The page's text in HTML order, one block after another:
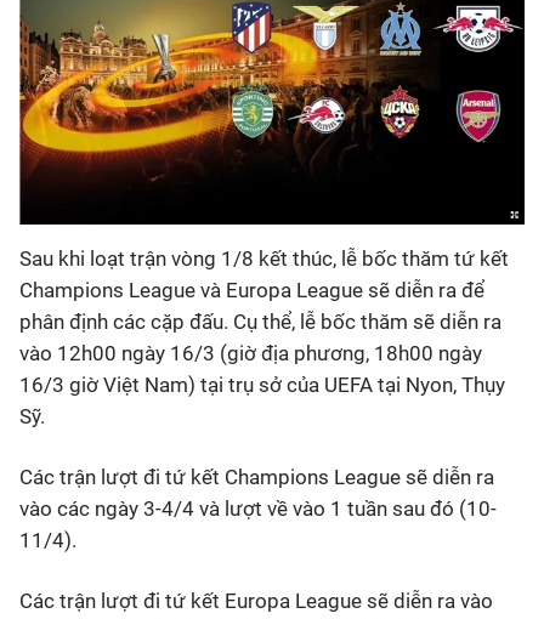
Sau khi loạt trận vòng 1/8 kết thúc, lễ bốc thăm tứ kết
Champions League và Europa League sẽ diễn ra để
phân định các cặp đấu. Cụ thể, lễ bốc thăm sẽ diễn ra
vào 12h00 ngày 16/3 (giờ địa phương, 18h00 ngày
16/3 giờ Việt Nam) tại trụ sở của UEFA tại Nyon, Thụy
Sỹ.
Các trận lượt đi tứ kết Champions League sẽ diễn ra
vào các ngày 3-4/4 và lượt về vào 1 tuần sau đó (10-
11/4).
Các trận lượt đi tứ kết Europa League sẽ diễn ra vào